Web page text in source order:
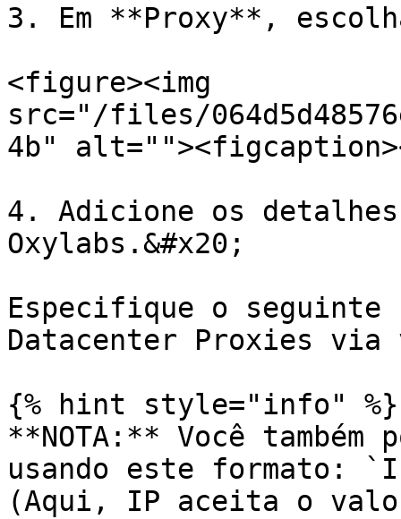
3. Em **Proxy**,
<figure><img
src="/files/
4b"
4. Adicione os
Oxylabs.&#x20;
Especifique o seguinte
Datacenter Proxies via
{% hint style="info" %}
**NOTA:** Você
usando este formato:
(Aqui, IP aceita o